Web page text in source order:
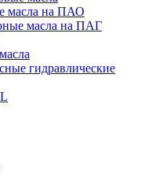
масла на ПАО
масла на ПАГ
гидравлические